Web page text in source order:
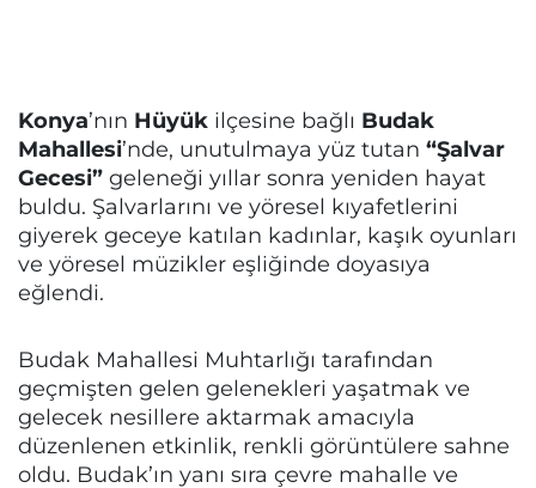
Konya’nın Hüyük ilçesine bağlı Budak
Mahallesi’nde, unutulmaya yüz tutan “Şalvar
Gecesi” geleneği yıllar sonra yeniden hayat
buldu. Şalvarlarını ve yöresel kıyafetlerini
giyerek geceye katılan kadınlar, kaşık oyunları
ve yöresel müzikler eşliğinde doyasıya
eğlendi.
Budak Mahallesi Muhtarlığı tarafından
geçmişten gelen gelenekleri yaşatmak ve
gelecek nesillere aktarmak amacıyla
düzenlenen etkinlik, renkli görüntülere sahne
oldu. Budak’ın yanı sıra çevre mahalle ve